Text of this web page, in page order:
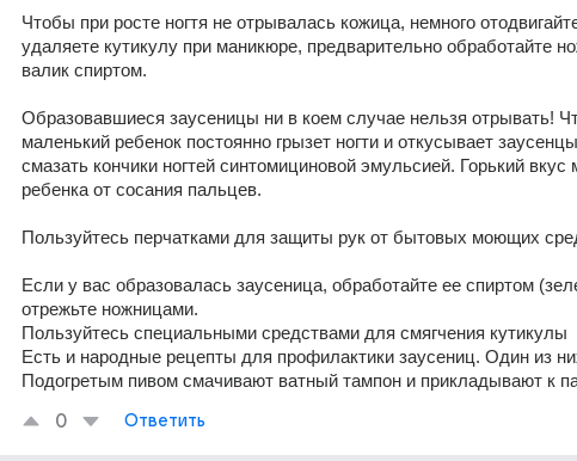
Чтобы при росте ногтя не отрывалась кожица, немного
удаляете кутикулу при маникюре, предварительно обработайте
валик спиртом.
Образовавшиеся заусеницы ни в коем случае нельзя отрывать!
маленький ребенок постоянно грызет ногти и откусывает
смазать кончики ногтей синтомициновой эмульсией. Горький
ребенка от сосания пальцев.
Пользуйтесь перчатками для защиты рук от бытовых моющих
Если у вас образовалась заусеница, обработайте ее спиртом
отрежьте ножницами.
Пользуйтесь специальными средствами для смягчения кутикулы
Есть и народные рецепты для профилактики заусениц. Один из
Подогретым пивом смачивают ватный тампон и прикладывают к
0 Ответить